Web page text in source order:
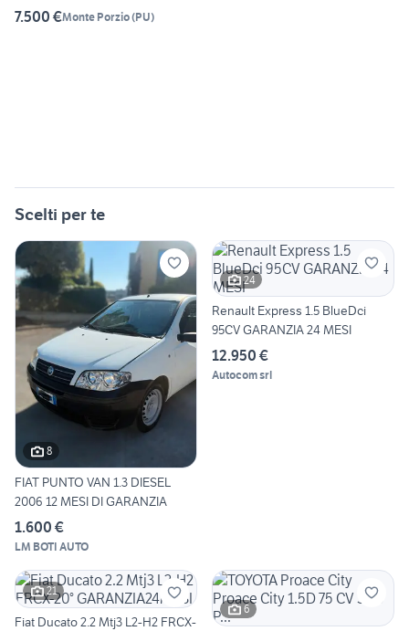
7.500 €Monte Porzio(PU)
Scelti per te
8
FIAT PUNTO VAN 1.3 DIESEL
2006 12 MESI DI GARANZIA
1.600 €
LM BOTI AUTO
24
Renault Express 1.5 BlueDci
95CV GARANZIA 24 MESI
12.950 €
Autocom srl
21
Fiat Ducato 2.2 Mtj3 L2-H2 FRCX-
6